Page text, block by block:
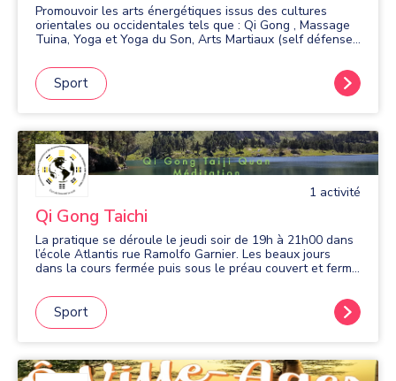
Promouvoir les arts énergétiques issus des cultures
orientales ou occidentales tels que : Qi Gong , Massage
Tuina, Yoga et Yoga du Son, Arts Martiaux (self défense,
ou de groupe
Sport
1 activité
Qi Gong Taichi
La pratique se déroule le jeudi soir de 19h à 21h00 dans
l’école Atlantis rue Ramolfo Garnier. Les beaux jours
dans la cours fermée puis sous le préau couvert et fermé
climatiques.
Sport